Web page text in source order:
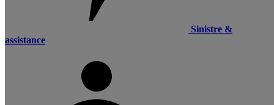
Sinistre &
assistance